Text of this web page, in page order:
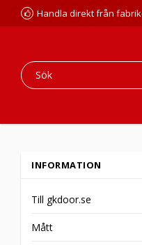
Handla direkt från
INFORMATION
Till gkdoor.se
Mått